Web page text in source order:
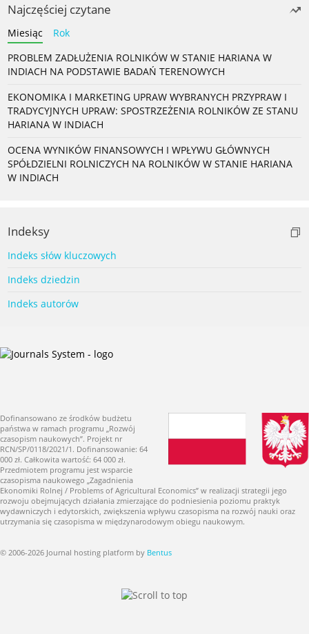
Najczęściej czytane
Miesiąc
Rok
PROBLEM ZADŁUŻENIA ROLNIKÓW W STANIE HARIANA W
INDIACH NA PODSTAWIE BADAŃ TERENOWYCH
EKONOMIKA I MARKETING UPRAW WYBRANYCH PRZYPRAW I
TRADYCYJNYCH UPRAW: SPOSTRZEŻENIA ROLNIKÓW ZE STANU
HARIANA W INDIACH
OCENA WYNIKÓW FINANSOWYCH I WPŁYWU GŁÓWNYCH
SPÓŁDZIELNI ROLNICZYCH NA ROLNIKÓW W STANIE HARIANA
W INDIACH
Indeksy
Indeks słów kluczowych
Indeks dziedzin
Indeks autorów
Dofinansowano ze środków budżetu
państwa w ramach programu „Rozwój
czasopism naukowych”. Projekt nr
RCN/SP/0118/2021/1. Dofinansowanie: 64
000 zł. Całkowita wartość: 64 000 zł.
Przedmiotem programu jest wsparcie
czasopisma naukowego „Zagadnienia
Ekonomiki Rolnej / Problems of Agricultural Economics” w realizacji strategii jego
rozwoju obejmujących działania zmierzające do podniesienia poziomu praktyk
wydawniczych i edytorskich, zwiększenia wpływu czasopisma na rozwój nauki oraz
utrzymania się czasopisma w międzynarodowym obiegu naukowym.
© 2006-2026 Journal hosting platform by Bentus